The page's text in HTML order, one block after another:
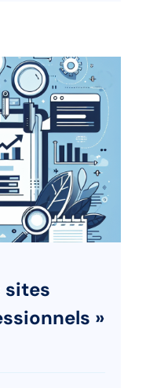
sites
»